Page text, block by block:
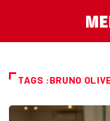
TAGS :BRUNO